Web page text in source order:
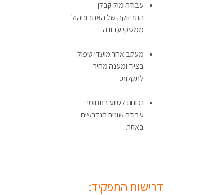
עבודה מול קבלן
התחזוקה של האתר וניהול
ממשקי עבודה.
מעקב אחר מועדי טיפול
בציוד ומענה מהיר
לתקלות.
נכונות לסיוע בתחומי
עבודה שונים הנדרשים
באתר.
דרישות התפקיד: